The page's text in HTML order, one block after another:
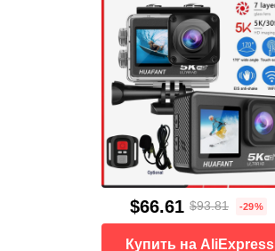
$66.61 $93.81 -29%
Купить на AliExpress